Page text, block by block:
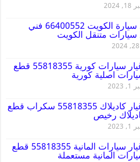
تظليل سيارة الكويت 66400552 فني
سيارات متنقل الكويت
قطع غيار سيارات كورية 55818355 قطع
اصلية كورية
قطع غيار كاديلاك 55818355 سكراب قطع
رخيص
قطع غيار سيارات المانية 55818355 قطع
المانية مستعملة